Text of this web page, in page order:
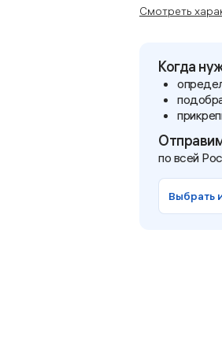
Смотреть
Когда
по всей
Выбрать